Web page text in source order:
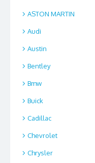
ASTON MARTIN
Audi
Austin
Bentley
Bmw
Buick
Cadillac
Chevrolet
Chrysler